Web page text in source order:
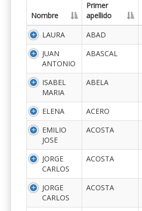
Nombre
Primer
apellido
LAURA
ABAD
JUAN
ANTONIO
ABASCAL
ISABEL
MARIA
ABELA
ELENA ACERO
EMILIO
JOSE
ACOSTA
JORGE
CARLOS
ACOSTA
JORGE
CARLOS
ACOSTA